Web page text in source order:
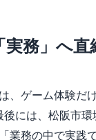
務」へ直
、ゲーム体験だ
には、松阪市
業務の中で実践